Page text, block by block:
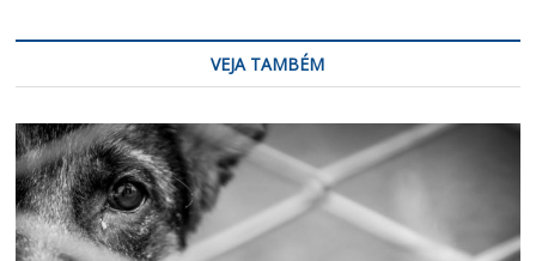
VEJA TAMBÉM